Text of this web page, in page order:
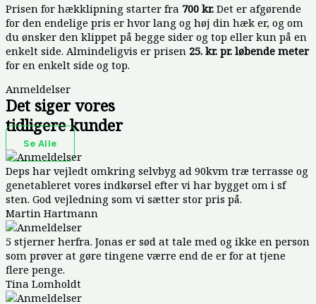
Prisen for hækklipning starter fra 700 kr. Det er afgørende
for den endelige pris er hvor lang og høj din hæk er, og om
du ønsker den klippet på begge sider og top eller kun på en
enkelt side. Almindeligvis er prisen 25. kr. pr. løbende meter
for en enkelt side og top.
Anmeldelser
Det siger vores
tidligere kunder
Se Alle
Deps har vejledt omkring selvbyg ad 90kvm træ terrasse og
genetableret vores indkørsel efter vi har bygget om i sf
sten. God vejledning som vi sætter stor pris på.
Martin Hartmann
5 stjerner herfra. Jonas er sød at tale med og ikke en person
som prøver at gøre tingene værre end de er for at tjene
flere penge.
Tina Lomholdt